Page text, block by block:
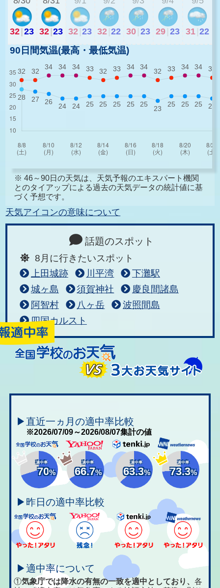
32|23 32|23 32 23 32 22 30 23 29 23 31 22
90日間気温(最高・最低気温)
※ 46～90日の天気は、天気予報のエキスパート機関
とのタイアップによる過去の天気データの統計値に基
づく予想です。
天気アイコンの意味について
話題のスポット
8月に行きたいスポット
上田城跡
川平湾
下灘駅
城ヶ島
須賀神社
慶良間諸島
阿智村
八ヶ岳
波照間島
四国カルスト
▶直近一ヵ月の適中率比較
※2026/07/09～2026/08/07集計の値
適中率
70%
適中率
66.7%
適中率
63.3%
適中率
73.3%
▶昨日の適中率比較
▶適中率について
①気象庁では降水の有無の一致を適中としており、各